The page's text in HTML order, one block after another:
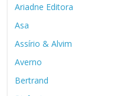
Ariadne Editora
Asa
Assírio & Alvim
Averno
Bertrand